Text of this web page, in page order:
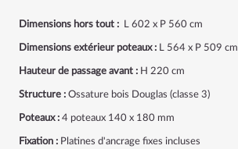
Dimensions hors tout : L 602 x P 560 cm
Dimensions extérieur poteaux : L 564 x P 509 cm
Hauteur de passage avant : H 220 cm
Structure : Ossature bois Douglas (classe 3)
Poteaux : 4 poteaux 140 x 180 mm
Fixation : Platines d'ancrage fixes incluses